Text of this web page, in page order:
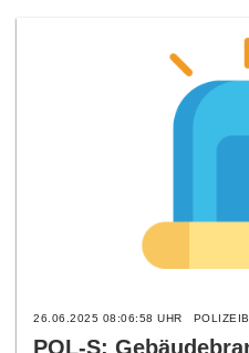
26.06.2025 08:06:58 UHR
POL-S: